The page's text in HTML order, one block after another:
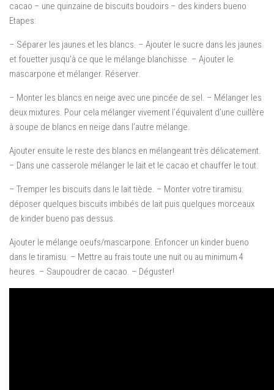
cacao – une quinzaine de biscuits boudoirs – des kinders bueno
Etapes:
– Séparer les jaunes et les blancs. – Ajouter le sucre dans les jaunes
et fouetter jusqu’à ce que le mélange blanchisse. – Ajouter le
mascarpone et mélanger. Réserver.
– Monter les blancs en neige avec une pincée de sel. – Mélanger les
deux mixtures. Pour cela mélanger vivement l’équivalent d’une cuillère
à soupe de blancs en neige dans l’autre mélange.
Ajouter ensuite le reste des blancs en mélangeant très délicatement.
– Dans une casserole mélanger le lait et le cacao et chauffer le tout.
– Tremper les biscuits dans le lait tiède. – Monter votre tiramisu:
déposer quelques biscuits imbibés de lait puis quelques morceaux
de kinder bueno pas dessus.
Ajouter le mélange oeufs/mascarpone. Enfoncer un kinder bueno
dans le tiramisu. – Mettre au frais toute une nuit ou au minimum 4
heures. – Saupoudrer de cacao. – Déguster!